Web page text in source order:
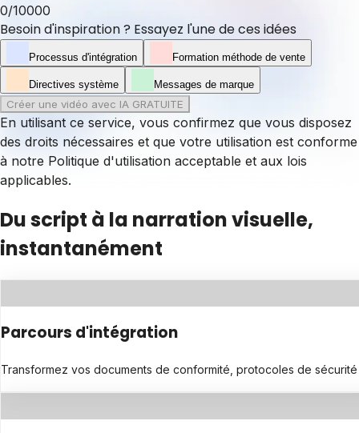
0/10000
Besoin d'inspiration ? Essayez l'une de ces idées
Processus d'intégration Formation méthode de vente
Directives système Messages de marque
Créer une vidéo avec IA GRATUITE
En utilisant ce service, vous confirmez que vous disposez
des droits nécessaires et que votre utilisation est conforme
à notre Politique d'utilisation acceptable et aux lois
applicables.
Du script à la narration visuelle,
instantanément
Parcours d'intégration
Transformez vos documents de conformité, protocoles de